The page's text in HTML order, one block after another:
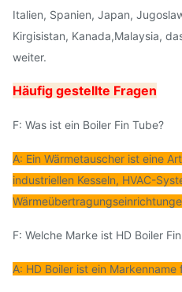
Italien, Spanien, Japan,
Kirgisistan, Kanada,Malaysia,
weiter.
Häufig gestellte Fragen
F: Was ist ein Boiler Fin Tube?
A: Ein Wärmetauscher ist eine
industriellen Kesseln, HVAC-
F: Welche Marke ist HD Boiler
A: HD Boiler ist ein Markenname